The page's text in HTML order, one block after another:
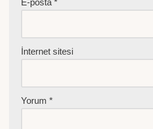
E-posta *
İnternet sitesi
Yorum *